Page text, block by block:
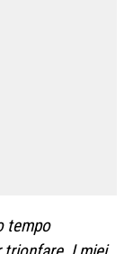
tempo